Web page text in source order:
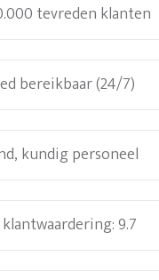
tevreden klanten
bereikbaar (24/7)
kundig personeel
9.7